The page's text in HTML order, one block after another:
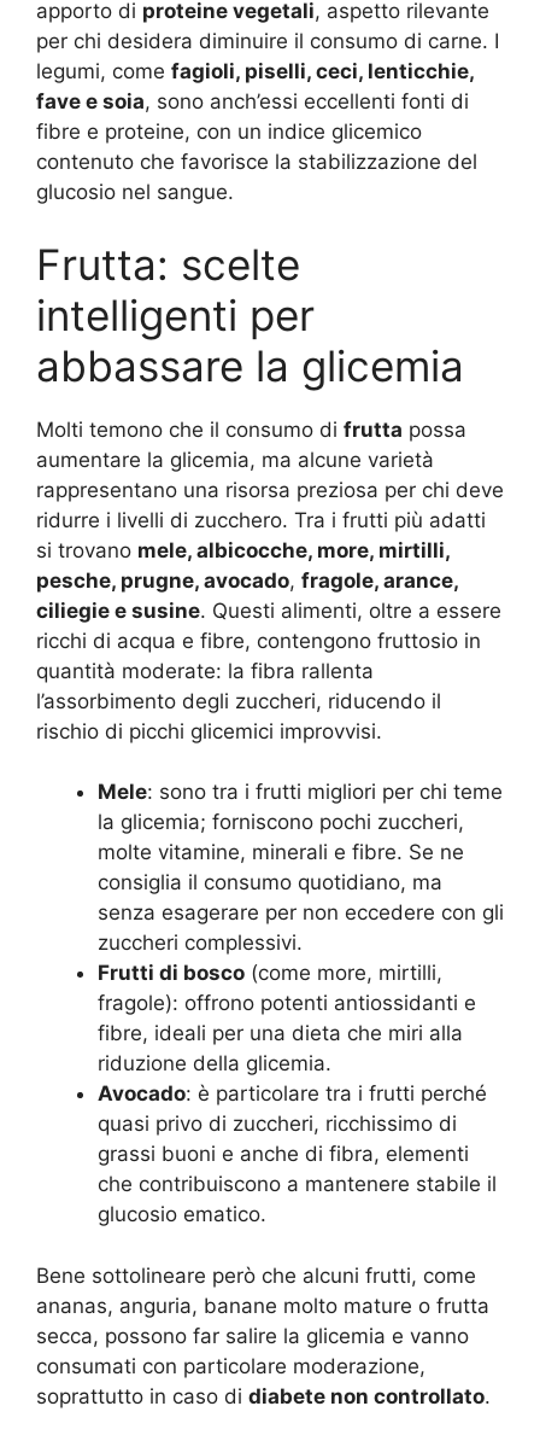
apporto di proteine vegetali, aspetto rilevante
per chi desidera diminuire il consumo di carne. I
legumi, come fagioli, piselli, ceci, lenticchie,
fave e soia, sono anch’essi eccellenti fonti di
fibre e proteine, con un indice glicemico
contenuto che favorisce la stabilizzazione del
glucosio nel sangue.
Frutta: scelte
intelligenti per
abbassare la glicemia
Molti temono che il consumo di frutta possa
aumentare la glicemia, ma alcune varietà
rappresentano una risorsa preziosa per chi deve
ridurre i livelli di zucchero. Tra i frutti più adatti
si trovano mele, albicocche, more, mirtilli,
pesche, prugne, avocado, fragole, arance,
ciliegie e susine. Questi alimenti, oltre a essere
ricchi di acqua e fibre, contengono fruttosio in
quantità moderate: la fibra rallenta
l’assorbimento degli zuccheri, riducendo il
rischio di picchi glicemici improvvisi.
Mele: sono tra i frutti migliori per chi teme
la glicemia; forniscono pochi zuccheri,
molte vitamine, minerali e fibre. Se ne
consiglia il consumo quotidiano, ma
senza esagerare per non eccedere con gli
zuccheri complessivi.
Frutti di bosco (come more, mirtilli,
fragole): offrono potenti antiossidanti e
fibre, ideali per una dieta che miri alla
riduzione della glicemia.
Avocado: è particolare tra i frutti perché
quasi privo di zuccheri, ricchissimo di
grassi buoni e anche di fibra, elementi
che contribuiscono a mantenere stabile il
glucosio ematico.
Bene sottolineare però che alcuni frutti, come
ananas, anguria, banane molto mature o frutta
secca, possono far salire la glicemia e vanno
consumati con particolare moderazione,
soprattutto in caso di diabete non controllato.